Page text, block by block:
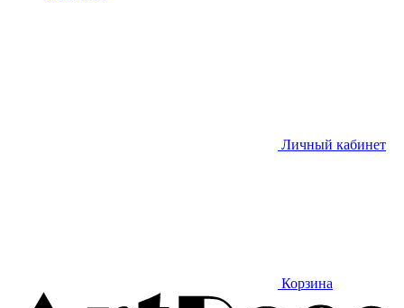
Личный кабинет
Корзина